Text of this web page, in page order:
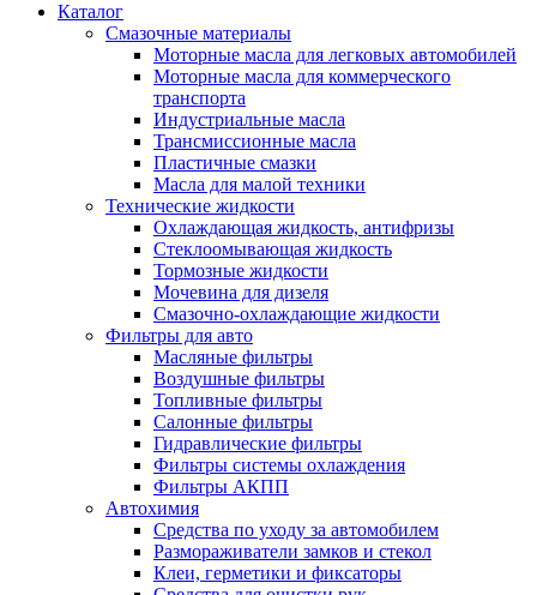
Каталог
Смазочные материалы
Моторные масла для легковых автомобилей
Моторные масла для коммерческого
транспорта
Индустриальные масла
Трансмиссионные масла
Пластичные смазки
Масла для малой техники
Технические жидкости
Охлаждающая жидкость, антифризы
Стеклоомывающая жидкость
Тормозные жидкости
Мочевина для дизеля
Смазочно-охлаждающие жидкости
Фильтры для авто
Масляные фильтры
Воздушные фильтры
Топливные фильтры
Салонные фильтры
Гидравлические фильтры
Фильтры системы охлаждения
Фильтры АКПП
Автохимия
Средства по уходу за автомобилем
Размораживатели замков и стекол
Клеи, герметики и фиксаторы